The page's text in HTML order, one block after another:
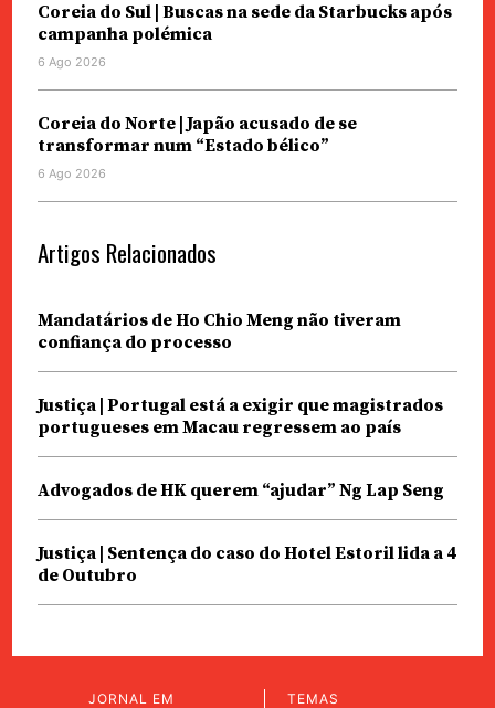
Coreia do Sul | Buscas na sede da Starbucks após
campanha polémica
6 Ago 2026
Coreia do Norte | Japão acusado de se
transformar num “Estado bélico”
6 Ago 2026
Artigos Relacionados
Mandatários de Ho Chio Meng não tiveram
confiança do processo
Justiça | Portugal está a exigir que magistrados
portugueses em Macau regressem ao país
Advogados de HK querem “ajudar” Ng Lap Seng
Justiça | Sentença do caso do Hotel Estoril lida a 4
de Outubro
JORNAL EM
TEMAS